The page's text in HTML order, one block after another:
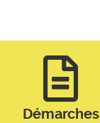
Démarches